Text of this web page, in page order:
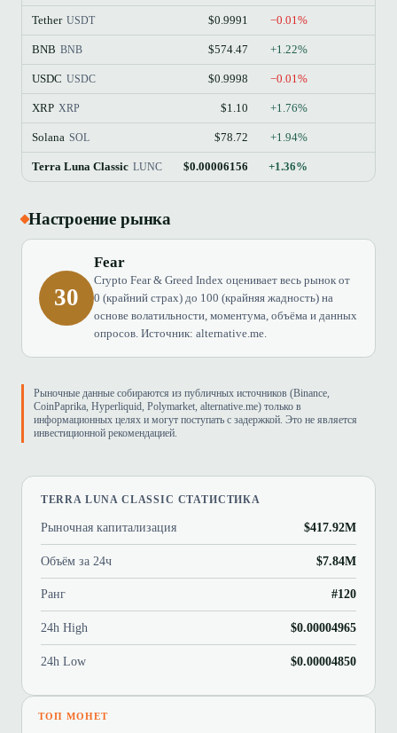
Tether USDT $0.9991 −0.01%
BNB BNB $574.47 +1.22%
USDC USDC $0.9998 −0.01%
XRP XRP $1.10 +1.76%
Solana SOL $78.72 +1.94%
Terra Luna Classic LUNC $0.00006156 +1.36%
Настроение рынка
30
Fear
Crypto Fear & Greed Index оценивает весь рынок от
0 (крайний страх) до 100 (крайняя жадность) на
основе волатильности, моментума, объёма и данных
опросов. Источник: alternative.me.
Рыночные данные собираются из публичных источников (Binance,
CoinPaprika, Hyperliquid, Polymarket, alternative.me) только в
информационных целях и могут поступать с задержкой. Это не является
инвестиционной рекомендацией.
TERRA LUNA CLASSIC СТАТИСТИКА
Рыночная капитализация $417.92M
Объём за 24ч $7.84M
Ранг #120
24h High $0.00004965
24h Low $0.00004850
ТОП МОНЕТ